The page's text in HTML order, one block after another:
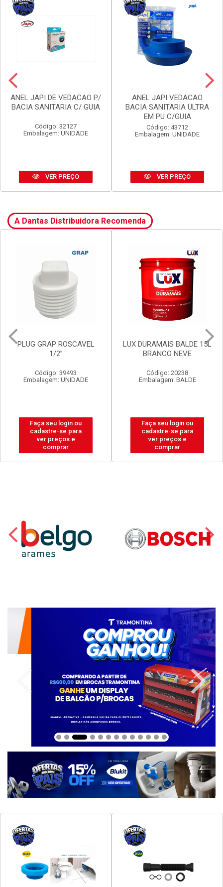
ANEL JAPI DE VEDACAO P/
BACIA SANITARIA C/ GUIA
Código: 32127
Embalagem: UNIDADE
VER PREÇO
ANEL JAPI VEDACAO
BACIA SANITARIA ULTRA
EM PU C/GUIA
Código: 43712
Embalagem: UNIDADE
VER PREÇO
A Dantas Distribuidora Recomenda
LUX DURAMAIS BALDE 15L
BRANCO NEVE
Código: 20238
Embalagem: BALDE
Faça seu login ou
cadastre-se para
ver preços e
comprar
VALVULA GRAP
P/LAVATORIO S/LADRAO
Código: 2920
Embalagem: UNIDADE
Faça seu login ou
cadastre-se para
ver preços e
comprar